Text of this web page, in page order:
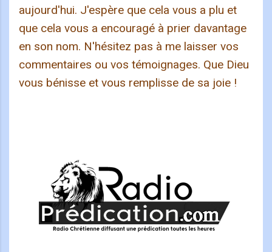
aujourd'hui. J'espère que cela vous a plu et
que cela vous a encouragé à prier davantage
en son nom. N'hésitez pas à me laisser vos
commentaires ou vos témoignages. Que Dieu
vous bénisse et vous remplisse de sa joie !